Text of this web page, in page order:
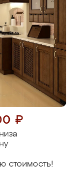
₽
стоимость!